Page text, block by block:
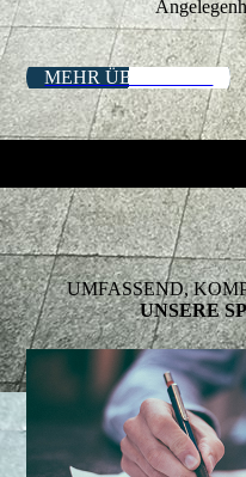
MEHR ÜBER MICH
UMFASSEND,
UNSERE